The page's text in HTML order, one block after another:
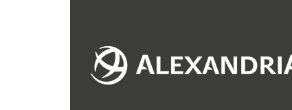
napojená na Sella Rondu.
Orientační ceny šestidenních skipasů:
Cortina
Dolomiti Superski